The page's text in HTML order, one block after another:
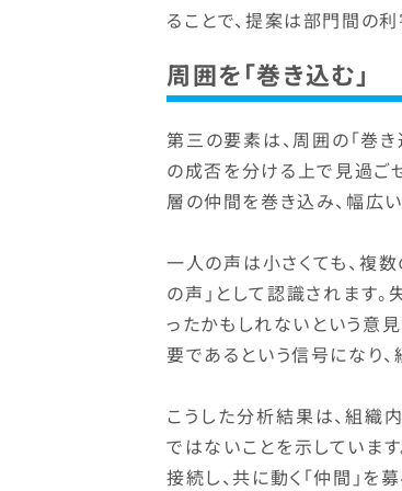
ることで、提案は部門間の
周囲を「巻き込む」
第三の要素は、周囲の「巻
の成否を分ける上で見過ご
層の仲間を巻き込み、幅広
一人の声は小さくても、複
の声」として認識されます
ったかもしれないという意
要であるという信号になり
こうした分析結果は、組織
ではないことを示しています
接続し、共に動く「仲間」を